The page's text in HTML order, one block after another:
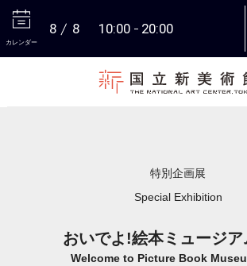
カレンダー
8 8 10:00 20:00
特別企画展
Special Exhibition
おいでよ!絵本ミュージア
Welcome to Picture Book